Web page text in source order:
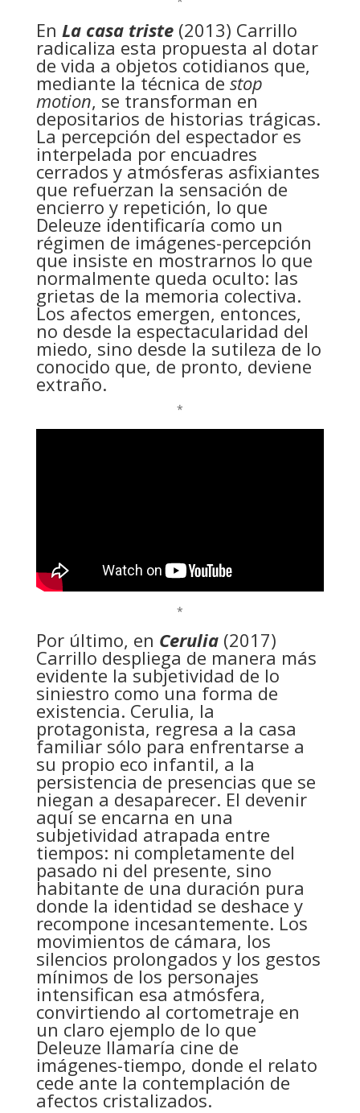
En La casa triste(2013) Carrillo
radicaliza esta propuesta al dotar
de vida a objetos cotidianos que,
mediante la técnica de stop
motion, se transforman en
depositarios de historias trágicas.
La percepción del espectador es
interpelada por encuadres
cerrados y atmósferas asfixiantes
que refuerzan la sensación de
encierro y repetición, lo que
Deleuze identificaría como un
régimen de imágenes-percepción
que insiste en mostrarnos lo que
normalmente queda oculto: las
grietas de la memoria colectiva.
Los afectos emergen, entonces,
no desde la espectacularidad del
miedo, sino desde la sutileza de lo
conocido que, de pronto, deviene
extraño.
*
*
Por último, en Cerulia(2017)
Carrillo despliega de manera más
evidente la subjetividad de lo
siniestro como una forma de
existencia. Cerulia, la
protagonista, regresa a la casa
familiar sólo para enfrentarse a
su propio eco infantil, a la
persistencia de presencias que se
niegan a desaparecer. El devenir
aquí se encarna en una
subjetividad atrapada entre
tiempos: ni completamente del
pasado ni del presente, sino
habitante de una duración pura
donde la identidad se deshace y
recompone incesantemente. Los
movimientos de cámara, los
silencios prolongados y los gestos
mínimos de los personajes
intensifican esa atmósfera,
convirtiendo al cortometraje en
un claro ejemplo de lo que
Deleuze llamaría cine de
imágenes-tiempo, donde el relato
cede ante la contemplación de
afectos cristalizados.